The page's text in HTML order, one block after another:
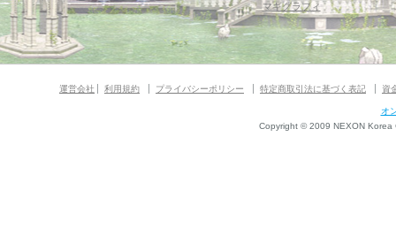
マギグラフィ
運営会社 利用規約 プライバシーポリシー 特定商取引法に基づく表記 資
オ
Copyright © 2009 NEXON Korea